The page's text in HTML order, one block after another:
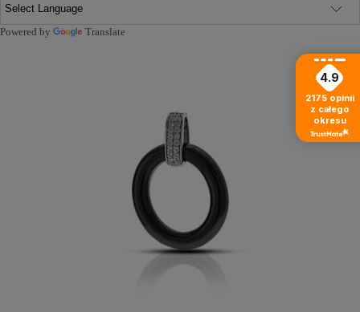
Powered by Translate
4.9
2175 opinii
z całego
okresu